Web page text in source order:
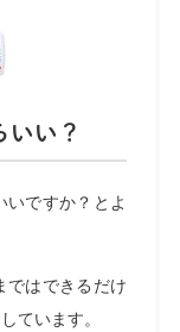
いい？
ですか？とよ
ではできるだけ
ています。